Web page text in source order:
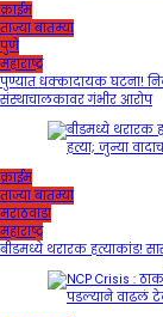
क्राईम
ताज्या बातम्या
पुणे
महाराष्ट्र
पुण्यात धक्कादायक घटना!
संस्थाचालकावर गंभीर आरोप
क्राईम
ताज्या बातम्या
मराठवाडा
महाराष्ट्र
बीडमध्ये थरारक हत्याकांड!